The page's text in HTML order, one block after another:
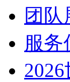
团队
服务